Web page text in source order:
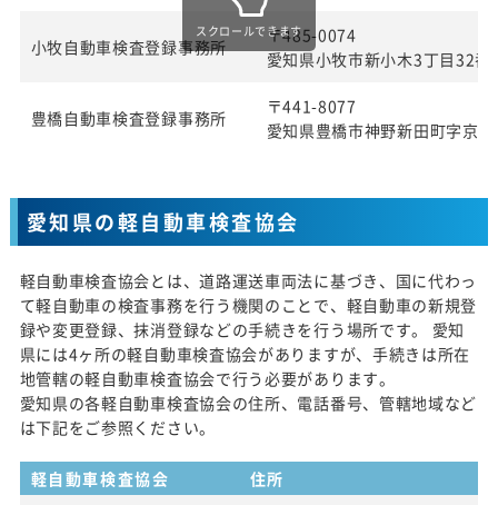
小牧自動車検査登録事務所
〒485-0074
愛知県小牧市新小木3丁目32番
豊橋自動車検査登録事務所
〒441-8077
愛知県豊橋市神野新田町字京
スクロールできます
愛知県の軽自動車検査協会
軽自動車検査協会とは、道路運送車両法に基づき、国に代わっ
て軽自動車の検査事務を行う機関のことで、軽自動車の新規登
録や変更登録、抹消登録などの手続きを行う場所です。 愛知
県には4ヶ所の軽自動車検査協会がありますが、手続きは所在
地管轄の軽自動車検査協会で行う必要があります。
愛知県の各軽自動車検査協会の住所、電話番号、管轄地域など
は下記をご参照ください。
軽自動車検査協会 住所